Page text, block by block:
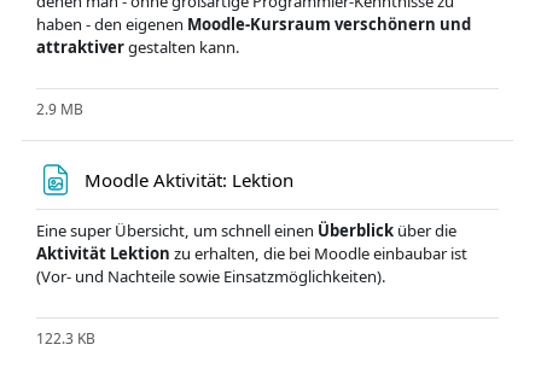
haben - den eigenen Moodle-Kursraum verschönern und
attraktivergestalten kann.
2.9 MB
Moodle Aktivität: Lektion
Eine super Übersicht, um schnell einen Überblick über die
Aktivität Lektion zu erhalten, die bei Moodle einbaubar ist
(Vor- und Nachteile sowie Einsatzmöglichkeiten).
122.3 KB